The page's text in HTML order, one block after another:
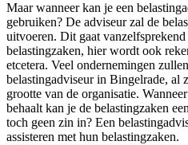
Maar wanneer kan je een
gebruiken? De adviseur zal de
uitvoeren. Dit gaat
belastingzaken, hier wordt ook
etcetera. Veel ondernemingen
belastingadviseur in Bingelrade, al
grootte van de organisatie.
behaalt kan je de belastingzaken
toch geen zin in? Een
assisteren met hun belastingzaken.